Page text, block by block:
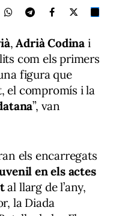
,Adrià Codina i
com els primers
figura que
el compromís i la
”, van
els encarregats
en els actes
al llarg de l’any,
la Diada